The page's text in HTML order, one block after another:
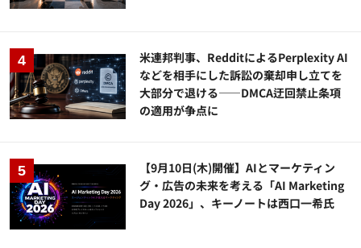
米連邦判事、RedditによるPerplexity AI
などを相手にした訴訟の棄却申し立てを
大部分で退ける——DMCA迂回禁止条項
の適用が争点に
【9月10日(木)開催】AIとマーケティン
グ・広告の未来を考える「AI Marketing
Day 2026」、キーノートは西口一希氏